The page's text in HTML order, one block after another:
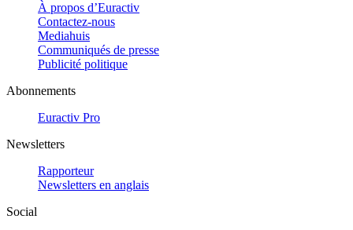
À propos d’Euractiv
Contactez-nous
Mediahuis
Communiqués de presse
Publicité politique
Abonnements
Euractiv Pro
Newsletters
Rapporteur
Newsletters en anglais
Social